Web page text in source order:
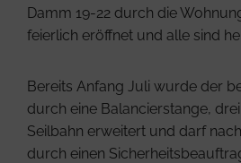
Damm 19-22 durch die
feierlich eröffnet und alle sind
Bereits Anfang Juli wurde der
durch eine Balancierstange,
Seilbahn erweitert und darf
durch einen